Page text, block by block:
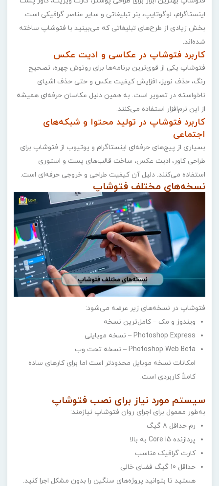
اینستاگرام، لوگوتایپ، بنر تبلیغاتی و سایر عناصر گرافیکی است.
بخش زیادی از طرح‌های تبلیغاتی که می‌بینید با فتوشاپ ساخته
شده‌اند.
کاربرد فتوشاپ در عکاسی و ادیت عکس
فتوشاپ یکی از قوی‌ترین برنامه‌ها برای روتوش چهره، تصحیح
رنگ، حذف نویز، افزایش کیفیت عکس و حتی حذف اشیای
ناخواسته در تصویر است. به همین دلیل عکاسان حرفه‌ای همیشه
از این نرم‌افزار استفاده می‌کنند.
کاربرد فتوشاپ در تولید محتوا و شبکه‌های
اجتماعی
بسیاری از پیج‌های حرفه‌ای اینستاگرام و یوتیوب از فتوشاپ برای
طراحی کاور، ادیت عکس، ساخت قالب‌های پست و استوری
استفاده می‌کنند. دلیل آن کیفیت طراحی و خروجی حرفه‌ای است.
نسخه‌های مختلف فتوشاپ
فتوشاپ در نسخه‌های زیر عرضه می‌شود:
ویندوز و مک – کامل‌ترین نسخه
Photoshop Express – نسخه موبایلی
Photoshop Web Beta – نسخه تحت وب
امکانات نسخه موبایل محدودتر است اما برای کارهای ساده
کاملاً کاربردی است.
سیستم مورد نیاز برای نصب فتوشاپ
به‌طور معمول برای اجرای روان فتوشاپ نیازمند:
رم حداقل 8 گیگ
پردازنده Core i5 به بالا
کارت گرافیک مناسب
حداقل 10 گیگ فضای خالی
هستید تا بتوانید پروژه‌های سنگین را بدون مشکل اجرا کنید.